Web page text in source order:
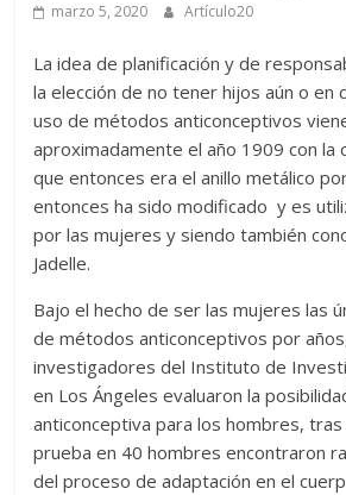
marzo 5, 2020 Artículo20
La idea de planificación y de
la elección de no tener hijos aún o en
uso de métodos anticonceptivos
aproximadamente el año 1909 con la
que entonces era el anillo metálico
entonces ha sido modificado y es
por las mujeres y siendo también
Jadelle.
Bajo el hecho de ser las mujeres las
de métodos anticonceptivos por
investigadores del Instituto de
en Los Ángeles evaluaron la
anticonceptiva para los hombres,
prueba en 40 hombres encontraron
del proceso de adaptación en el